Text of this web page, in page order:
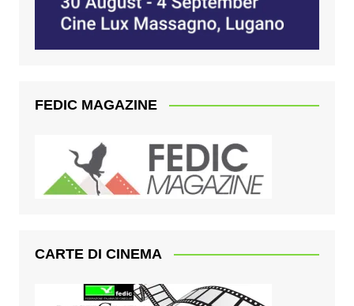
FEDIC MAGAZINE
CARTE DI CINEMA